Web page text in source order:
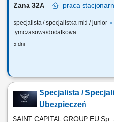
Zana 32A
praca
specjalista / specjalistka mid / junior
tymczasowa/dodatkowa
5 dni
Twój zakres obowiązków: budowanie
organizacja własnej aktywności i
Specjalista /
Ubezpieczeń
SAINT CAPITAL GROUP EU Sp.